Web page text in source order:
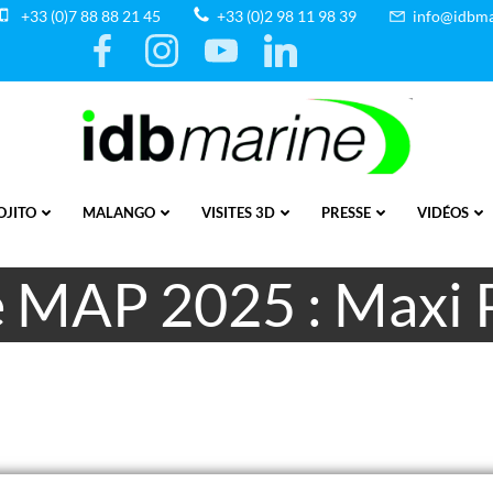
+33 (0)7 88 88 21 45 +33 (0)2 98 11 98 39
MALANGO VISITES 3D PRESSE VIDÉOS
MAP 2025 : Maxi